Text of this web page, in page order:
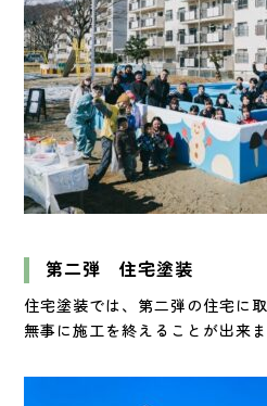
第二弾 住宅塗装
住宅塗装では、第二弾の住宅に取
無事に施工を終えることが出来ま